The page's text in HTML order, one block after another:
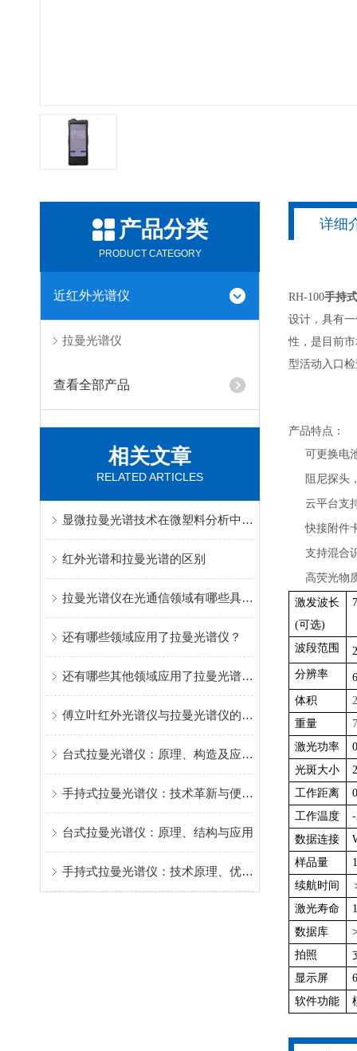
产品分类
PRODUCT CATEGORY
近红外光谱仪
拉曼光谱仪
查看全部产品
相关文章
RELATED ARTICLES
显微拉曼光谱技术在微塑料分析中的应用
红外光谱和拉曼光谱的区别
拉曼光谱仪在光通信领域有哪些具体应用？
还有哪些领域应用了拉曼光谱仪？
还有哪些其他领域应用了拉曼光谱仪？
傅立叶红外光谱仪与拉曼光谱仪的区别有哪些？
台式拉曼光谱仪：原理、构造及应用详解
手持式拉曼光谱仪：技术革新与便携性优势解析
台式拉曼光谱仪：原理、结构与应用
手持式拉曼光谱仪：技术原理、优势与应用解析
详细
RH-100手持
设计，具有
性，是目前
型活动入口
产品特点：
可更换电
阻尼探头
云平台支
快接附件
支持混合
高荧光物
激发波长
(可选)
波段范围
分辨率
体积
重量
激光功率
光斑大小
工作距离
工作温度
数据连接
样品量
续航时间
激光寿命
数据库
拍照
显示屏
软件功能